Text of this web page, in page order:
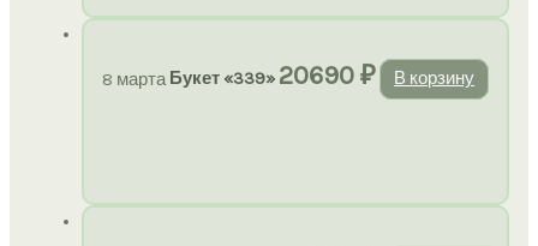
8 мартаБукет «339» 20690₽ В корзину